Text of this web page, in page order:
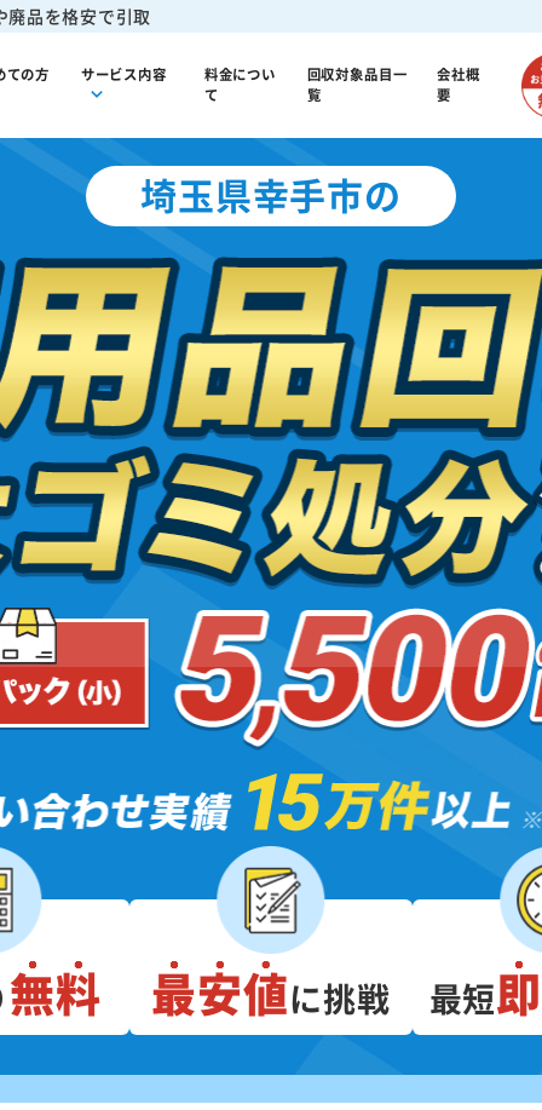
廃品を格安で引取
ての方 サービス内容
料金につい
て
回収対象品目一
覧
会社概
要
埼玉県幸手市の
無料 最安値に挑戦 最短